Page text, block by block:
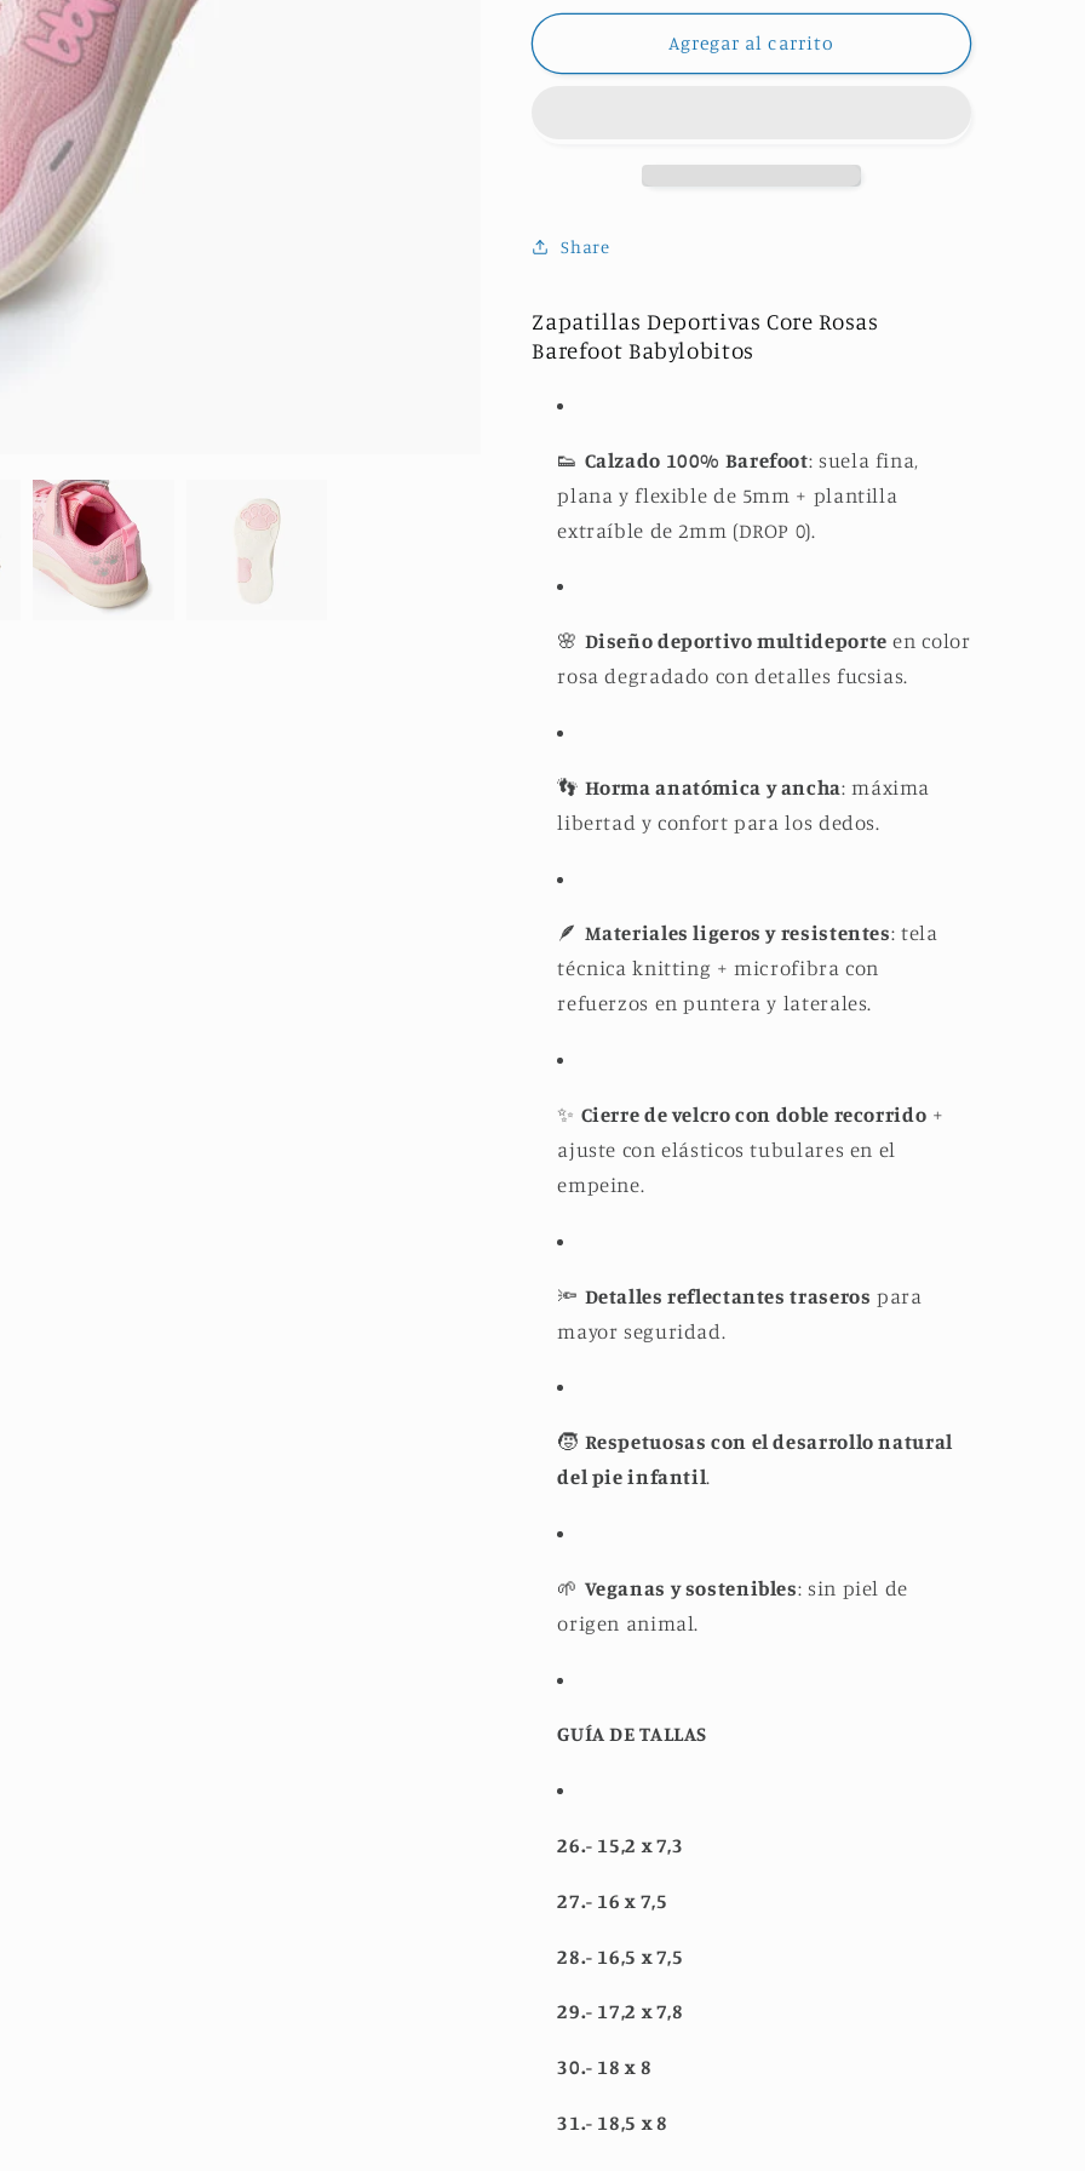
para
ROSAS
para
CORE
ROSAS
Agregar al carrito
Share
Zapatillas Deportivas Core Rosas
Barefoot Babylobitos
👟 Calzado 100% Barefoot: suela fina,
plana y flexible de 5mm + plantilla
extraíble de 2mm (DROP 0).
🌸 Diseño deportivo multideporte en color
rosa degradado con detalles fucsias.
👣 Horma anatómica y ancha: máxima
libertad y confort para los dedos.
🪶 Materiales ligeros y resistentes: tela
técnica knitting + microfibra con
refuerzos en puntera y laterales.
✨ Cierre de velcro con doble recorrido +
ajuste con elásticos tubulares en el
empeine.
🔦 Detalles reflectantes traseros para
mayor seguridad.
🧒 Respetuosas con el desarrollo natural
del pie infantil.
🌱 Veganas y sostenibles: sin piel de
origen animal.
GUÍA DE TALLAS
26.- 15,2 x 7,3
27.- 16 x 7,5
28.- 16,5 x 7,5
29.- 17,2 x 7,8
30.- 18 x 8
31.- 18,5 x 8